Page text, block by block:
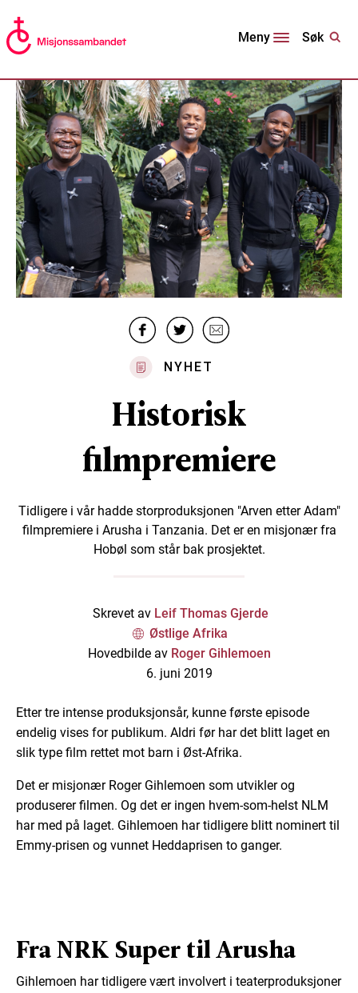
Meny Søk
NYHET
Historisk
filmpremiere
Tidligere i vår hadde storproduksjonen "Arven etter Adam"
filmpremiere i Arusha i Tanzania. Det er en misjonær fra
Hobøl som står bak prosjektet.
Skrevet av Leif Thomas Gjerde
Østlige Afrika
Hovedbilde av Roger Gihlemoen
6. juni 2019
Etter tre intense produksjonsår, kunne første episode
endelig vises for publikum. Aldri før har det blitt laget en
slik type film rettet mot barn i Øst-Afrika.
Det er misjonær Roger Gihlemoen som utvikler og
produserer filmen. Og det er ingen hvem-som-helst NLM
har med på laget. Gihlemoen har tidligere blitt nominert til
Emmy-prisen og vunnet Heddaprisen to ganger.
Fra NRK Super til Arusha
Gihlemoen har tidligere vært involvert i teaterproduksjoner